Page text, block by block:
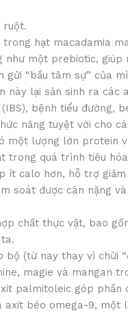
ruột.
hạt macadamia
như một prebiotic,
gửi “bầu tâm sự” của
này lại sản sinh ra
bệnh tiểu đường,
năng tuyệt vời cho
một lượng lớn protein
trong quá trình tiêu
ít calo hơn, hỗ trợ
soát được cân nặng
chất thực vật, bao
bộ (từ nay thay vì chửi
magie và mangan
palmitoleic góp phần
axit béo omega-9,